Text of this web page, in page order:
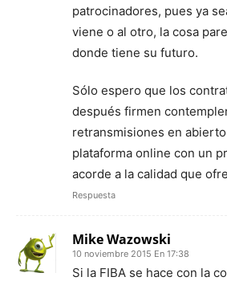
patrocinadores, pues ya
viene o al otro, la cosa
donde tiene su futuro.
Sólo espero que los
después firmen
retransmisiones en
plataforma online con un
acorde a la calidad que
Respuesta
Mike Wazowski
10 noviembre 2015 En 17:38
Si la FIBA se hace con la